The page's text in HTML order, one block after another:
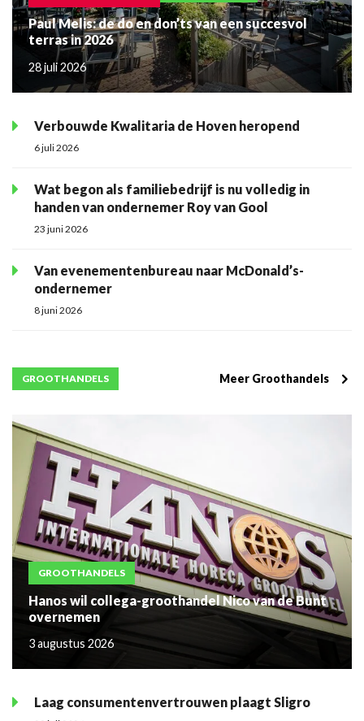
Paul Melis: de do en don’ts van een succesvol
terras in 2026
28 juli 2026
Verbouwde Kwalitaria de Hoven heropend
6 juli 2026
Wat begon als familiebedrijf is nu volledig in
handen van ondernemer Roy van Gool
23 juni 2026
Van evenementenbureau naar McDonald’s-
ondernemer
8 juni 2026
GROOTHANDELS Meer Groothandels
GROOTHANDELS
Hanos wil collega-groothandel Nico van de Bunt
overnemen
3 augustus 2026
Laag consumentenvertrouwen plaagt Sligro